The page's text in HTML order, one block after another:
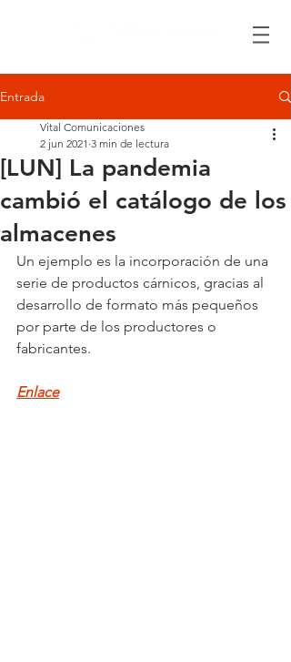
Entrada
[LUN] La pandemia
cambió el catálogo de los
almacenes
Vital Comunicaciones
2 jun 2021 3 min de lectura
Un ejemplo es la incorporación de una
serie de productos cárnicos, gracias al
desarrollo de formato más pequeños
por parte de los productores o
fabricantes.
Enlace